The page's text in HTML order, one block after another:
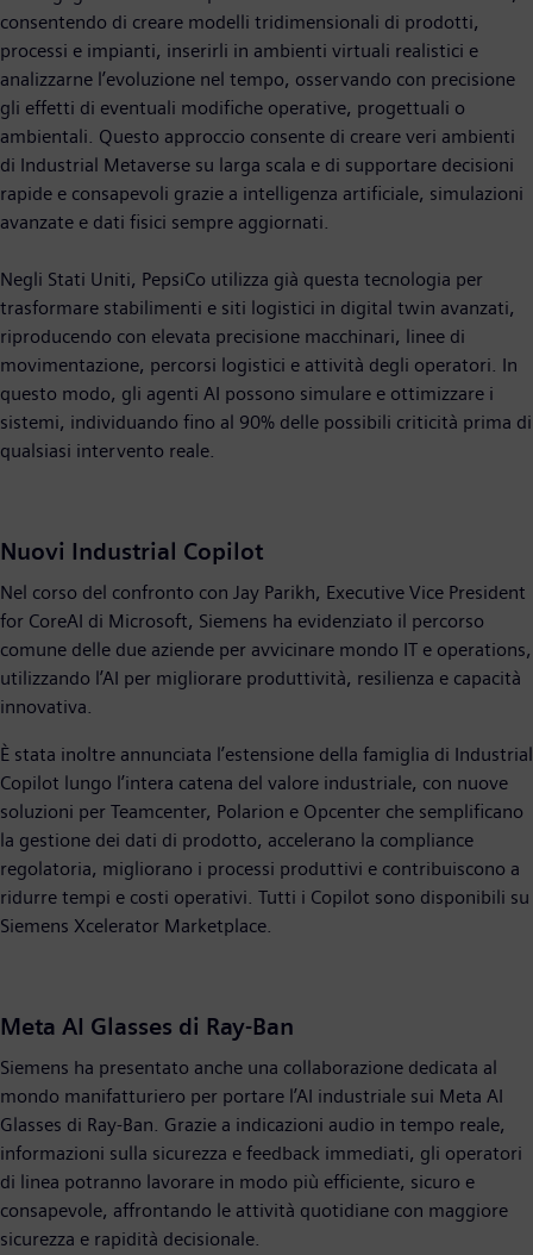
consentendo di creare modelli tridimensionali di prodotti,
processi e impianti, inserirli in ambienti virtuali realistici e
analizzarne l’evoluzione nel tempo, osservando con precisione
gli effetti di eventuali modifiche operative, progettuali o
ambientali. Questo approccio consente di creare veri ambienti
di Industrial Metaverse su larga scala e di supportare decisioni
rapide e consapevoli grazie a intelligenza artificiale, simulazioni
avanzate e dati fisici sempre aggiornati.
Negli Stati Uniti, PepsiCo utilizza già questa tecnologia per
trasformare stabilimenti e siti logistici in digital twin avanzati,
riproducendo con elevata precisione macchinari, linee di
movimentazione, percorsi logistici e attività degli operatori. In
questo modo, gli agenti AI possono simulare e ottimizzare i
sistemi, individuando fino al 90% delle possibili criticità prima di
qualsiasi intervento reale.
Nuovi Industrial Copilot
Nel corso del confronto con Jay Parikh, Executive Vice President
for CoreAI di Microsoft, Siemens ha evidenziato il percorso
comune delle due aziende per avvicinare mondo IT e operations,
utilizzando l’AI per migliorare produttività, resilienza e capacità
innovativa.
È stata inoltre annunciata l’estensione della famiglia di Industrial
Copilot lungo l’intera catena del valore industriale, con nuove
soluzioni per Teamcenter, Polarion e Opcenter che semplificano
la gestione dei dati di prodotto, accelerano la compliance
regolatoria, migliorano i processi produttivi e contribuiscono a
ridurre tempi e costi operativi. Tutti i Copilot sono disponibili su
Siemens Xcelerator Marketplace.
Meta AI Glasses di Ray-Ban
Siemens ha presentato anche una collaborazione dedicata al
mondo manifatturiero per portare l’AI industriale sui Meta AI
Glasses di Ray-Ban. Grazie a indicazioni audio in tempo reale,
informazioni sulla sicurezza e feedback immediati, gli operatori
di linea potranno lavorare in modo più efficiente, sicuro e
consapevole, affrontando le attività quotidiane con maggiore
sicurezza e rapidità decisionale.